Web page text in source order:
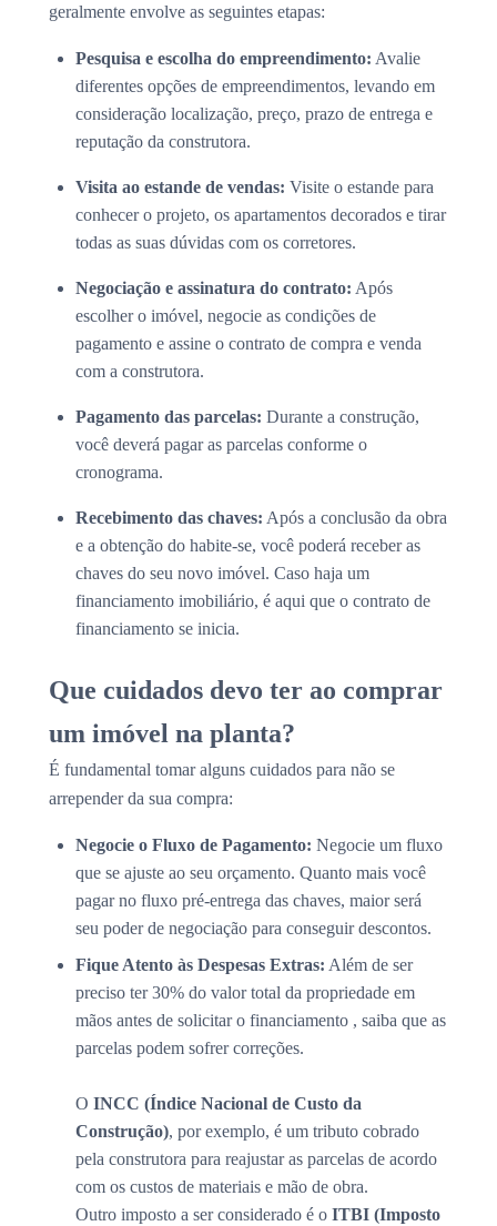
geralmente envolve as seguintes etapas:
Pesquisa e escolha do empreendimento: Avalie
diferentes opções de empreendimentos, levando em
consideração localização, preço, prazo de entrega e
reputação da construtora.
Visita ao estande de vendas: Visite o estande para
conhecer o projeto, os apartamentos decorados e tirar
todas as suas dúvidas com os corretores.
Negociação e assinatura do contrato: Após
escolher o imóvel, negocie as condições de
pagamento e assine o contrato de compra e venda
com a construtora.
Pagamento das parcelas: Durante a construção,
você deverá pagar as parcelas conforme o
cronograma.
Recebimento das chaves: Após a conclusão da obra
e a obtenção do habite-se, você poderá receber as
chaves do seu novo imóvel. Caso haja um
financiamento imobiliário, é aqui que o contrato de
financiamento se inicia.
Que cuidados devo ter ao comprar
um imóvel na planta?
É fundamental tomar alguns cuidados para não se
arrepender da sua compra:
Negocie o Fluxo de Pagamento: Negocie um fluxo
que se ajuste ao seu orçamento. Quanto mais você
pagar no fluxo pré-entrega das chaves, maior será
seu poder de negociação para conseguir descontos.
Fique Atento às Despesas Extras: Além de ser
preciso ter 30% do valor total da propriedade em
mãos antes de solicitar o financiamento , saiba que as
parcelas podem sofrer correções.
O INCC (Índice Nacional de Custo da
Construção), por exemplo, é um tributo cobrado
pela construtora para reajustar as parcelas de acordo
com os custos de materiais e mão de obra.
Outro imposto a ser considerado é o ITBI (Imposto